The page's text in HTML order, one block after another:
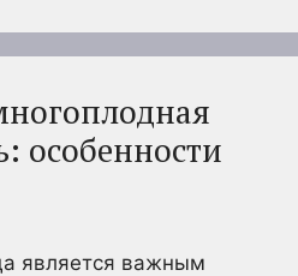
особенности
является важным